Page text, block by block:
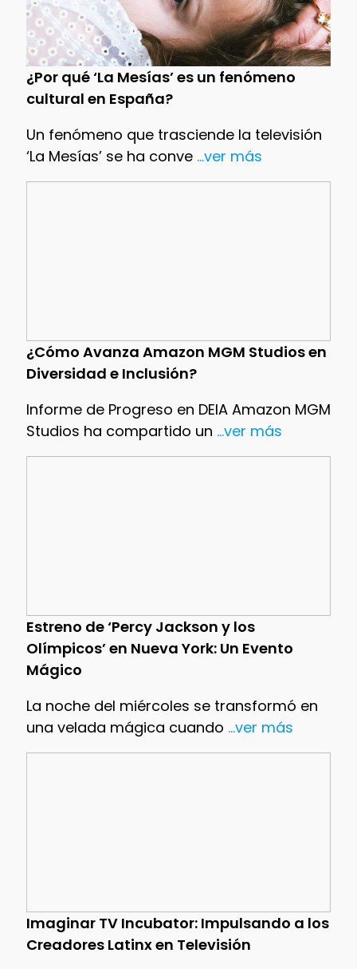
¿Por qué ‘La Mesías’ es un fenómeno
cultural en España?
Un fenómeno que trasciende la televisión
‘La Mesías’ se ha conve...ver más
¿Cómo Avanza Amazon MGM Studios en
Diversidad e Inclusión?
Informe de Progreso en DEIA Amazon MGM
Studios ha compartido un ...ver más
Estreno de ‘Percy Jackson y los
Olímpicos’ en Nueva York: Un Evento
Mágico
La noche del miércoles se transformó en
una velada mágica cuando ...ver más
Imaginar TV Incubator: Impulsando a los
Creadores Latinx en Televisión